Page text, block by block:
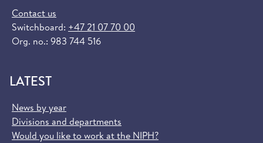
Contact us
Switchboard: +47 21 07 70 00
Org. no.: 983 744 516
LATEST
News by year
Divisions and departments
Would you like to work at the NIPH?